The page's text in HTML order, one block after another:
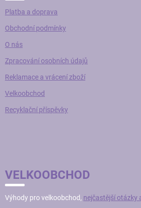
Platba a doprava
Obchodní podmínky
O nás
Zpracování osobních údajů
Reklamace a vrácení zboží
Velkoobchod
Recyklační příspěvky
VELKOOBCHOD
Výhody pro velkoobchod, nejčastější otázky